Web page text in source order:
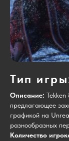
Тип
Описание:
предлагающее
графикой на
разнообразных
Количество